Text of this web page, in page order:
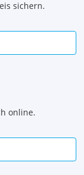
sichern.
online.